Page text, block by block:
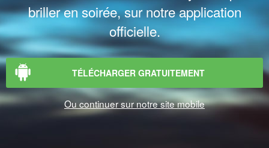
briller en soirée, sur notre application
officielle.
TÉLÉCHARGER GRATUITEMENT
Ou continuer sur notre site mobile